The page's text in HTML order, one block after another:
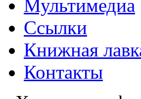
Мультимедиа
Ссылки
Книжная
Контакты